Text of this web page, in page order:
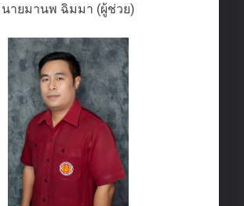
นายมานพ ฉิมมา (ผู้ช่วย)